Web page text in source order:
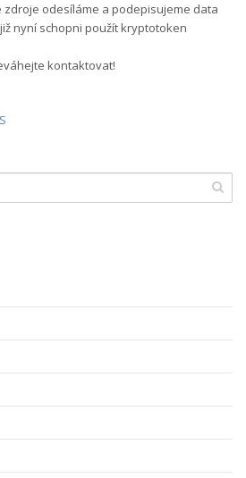
zdroje odesíláme a podepisujeme data
nyní schopni použít kryptotoken
kontaktovat!